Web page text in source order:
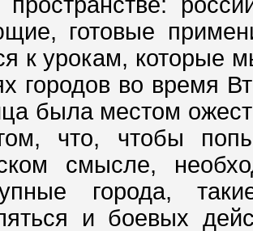
пространстве:
готовые
к урокам, которые
городов во время
была местом
что, чтобы
смысле,
города,
и боевых